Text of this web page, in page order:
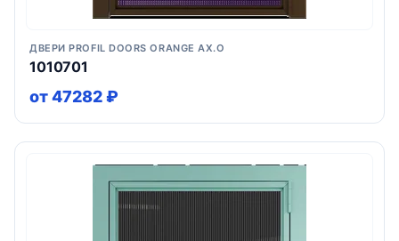
ДВЕРИ PROFIL DOORS ORANGE AX.O
1010701
от 47282 ₽